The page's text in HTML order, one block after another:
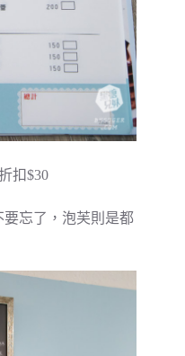
扣$30
忘了，泡芙則是都